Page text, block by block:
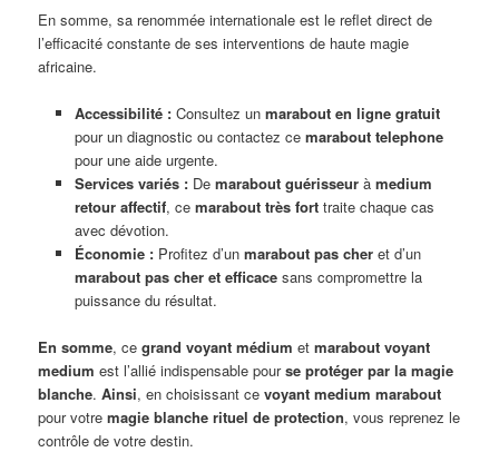
En somme, sa renommée internationale est le reflet direct de
l’efficacité constante de ses interventions de haute magie
africaine.
Accessibilité :Consultez un marabout en ligne gratuit
pour un diagnostic ou contactez ce marabout telephone
pour une aide urgente.
Services variés :De marabout guérisseurà medium
retour affectif, ce marabout très forttraite chaque cas
avec dévotion.
Économie :Profitez d’un marabout pas cheret d’un
marabout pas cher et efficacesans compromettre la
puissance du résultat.
En somme, cegrand voyant médium etmarabout voyant
medium est l’allié indispensable pourse protéger par la magie
blanche.Ainsi, en choisissant cevoyant medium marabout
pour votremagie blanche rituel de protection, vous reprenez le
contrôle de votre destin.